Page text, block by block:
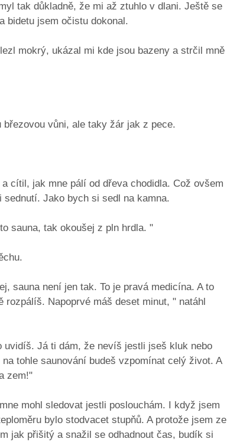
tak důkladně, že mi až ztuhlo v dlani. Ještě se
bidetu jsem očistu dokonal.
mokrý, ukázal mi kde jsou bazeny a strčil mně
vůni, ale taky žár jak z pece.
cítil, jak mne pálí od dřeva chodidla. Což ovšem
Jako bych si sedl na kamna.
sauna, tak okoušej z pln hrdla. "
sauna není jen tak. To je pravá medicína. A to
Napoprvé máš deset minut, " natáhl
uvidíš. Já ti dám, že nevíš jestli jseš kluk nebo
tohle saunování budeš vzpomínat celý život. A
zem!"
mohl sledovat jestli poslouchám. I když jsem
bylo stodvacet stupňů. A protože jsem ze
jak přišitý a snažil se odhadnout čas, budík si